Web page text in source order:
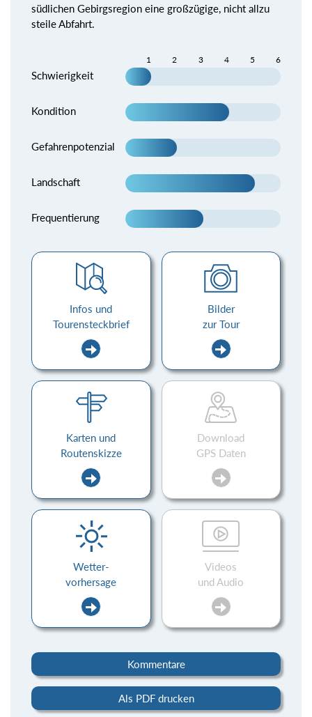
südlichen Gebirgsregion eine großzügige, nicht allzu
steile Abfahrt.
1 2 3 4 5 6
Schwierigkeit
Kondition
Gefahrenpotenzial
Landschaft
Frequentierung
Infos und
Tourensteckbrief
Bilder
zur Tour
Karten und
Routenskizze
Download
GPS Daten
Wetter-
vorhersage
Videos
und Audio
Kommentare
Als PDF drucken